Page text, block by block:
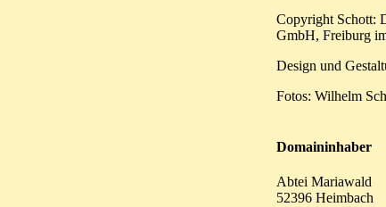
Copyright Schott:
GmbH, Freiburg
Design und
Fotos: Wilhelm
Domaininhaber
Abtei Mariawald
52396 Heimbach